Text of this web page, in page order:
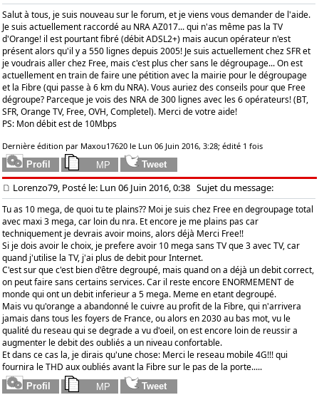
Salut à tous, je suis nouveau sur le forum, et je viens vous demander de l'aide.
Je suis actuellement raccordé au NRA AZ017... qui n'as même pas la TV
d'Orange! il est pourtant fibré (débit ADSL2+) mais aucun opérateur n'est
présent alors qu'il y a 550 lignes depuis 2005! Je suis actuellement chez SFR et
je voudrais aller chez Free, mais c'est plus cher sans le dégroupage... On est
actuellement en train de faire une pétition avec la mairie pour le dégroupage
et la Fibre (qui passe à 6 km du NRA). Vous auriez des conseils pour que Free
dégroupe? Parceque je vois des NRA de 300 lignes avec les 6 opérateurs! (BT,
SFR, Orange TV, Free, OVH, Completel). Merci de votre aide!
PS: Mon débit est de 10Mbps
Dernière édition par Maxou17620 le Lun 06 Juin 2016, 3:28; édité 1 fois
Lorenzo79, Posté le: Lun 06 Juin 2016, 0:38 Sujet du message:
Tu as 10 mega, de quoi tu te plains?? Moi je suis chez Free en degroupage total
avec maxi 3 mega, car loin du nra. Et encore je me plains pas car
techniquement je devrais avoir moins, alors déjà Merci Free!!
Si je dois avoir le choix, je prefere avoir 10 mega sans TV que 3 avec TV, car
quand j'utilise la TV, j'ai plus de debit pour Internet.
C'est sur que c'est bien d'être degroupé, mais quand on a déjà un debit correct,
on peut faire sans certains services. Car il reste encore ENORMEMENT de
monde qui ont un debit inferieur a 5 mega. Meme en etant degroupé.
Mais vu qu'orange a abandonné le cuivre au profit de la Fibre, qui n'arrivera
jamais dans tous les foyers de France, ou alors en 2030 au bas mot, vu le
qualité du reseau qui se degrade a vu d'oeil, on est encore loin de reussir a
augmenter le debit des oubliés a un niveau confortable.
Et dans ce cas la, je dirais qu'une chose: Merci le reseau mobile 4G!!! qui
fournira le THD aux oubliés avant la Fibre sur le pas de la porte.....